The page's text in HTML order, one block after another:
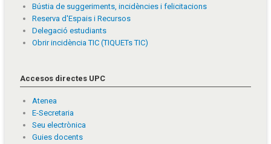
Bústia de suggeriments, incidències i felicitacions
Reserva d'Espais i Recursos
Delegació estudiants
Obrir incidència TIC (TIQUETs TIC)
Accesos directes UPC
Atenea
E-Secretaria
Seu electrònica
Guies docents